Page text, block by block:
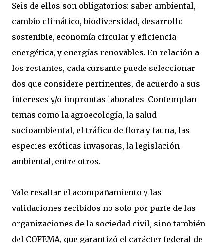
Seis de ellos son obligatorios: saber ambiental,
cambio climático, biodiversidad, desarrollo
sostenible, economía circular y eficiencia
energética, y energías renovables. En relación a
los restantes, cada cursante puede seleccionar
dos que considere pertinentes, de acuerdo a sus
intereses y/o improntas laborales. Contemplan
temas como la agroecología, la salud
socioambiental, el tráfico de flora y fauna, las
especies exóticas invasoras, la legislación
ambiental, entre otros.
Vale resaltar el acompañamiento y las
validaciones recibidos no solo por parte de las
organizaciones de la sociedad civil, sino también
del COFEMA, que garantizó el carácter federal de